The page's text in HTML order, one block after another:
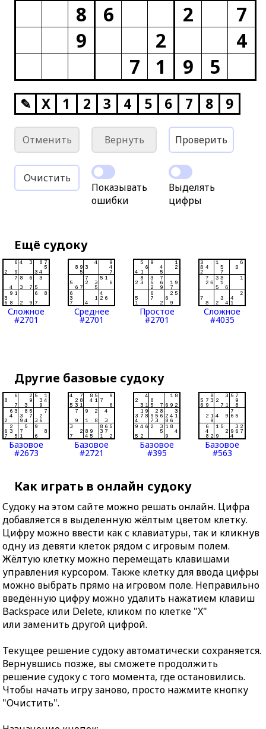
8
6 2
7
9
2
4
7
1 9 5
✎ X 1 2 3 4 5 6 7 8 9
Отменить Вернуть Проверить
Очистить
Показывать
ошибки
Выделять
цифры
Ещё судоку
Сложное
#2701
Среднее
#2701
Простое
#2701
Сложное
#4035
Другие базовые судоку
Базовое
#2673
Базовое
#2721
Базовое
#395
Базовое
#563
Как играть в онлайн судоку
Судоку на этом сайте можно решать онлайн. Цифра
добавляется в выделенную жёлтым цветом клетку.
Цифру можно ввести как с клавиатуры, так и кликнув
одну из девяти клеток рядом с игровым полем.
Жёлтую клетку можно перемещать клавишами
управления курсором. Также клетку для ввода цифры
можно выбрать прямо на игровом поле. Неправильно
введённую цифру можно удалить нажатием клавиш
Backspace или Delete, кликом по клетке "X"
или заменить другой цифрой.
Текущее решение судоку автоматически сохраняется.
Вернувшись позже, вы сможете продолжить
решение судоку с того момента, где остановились.
Чтобы начать игру заново, просто нажмите кнопку
"Очистить".